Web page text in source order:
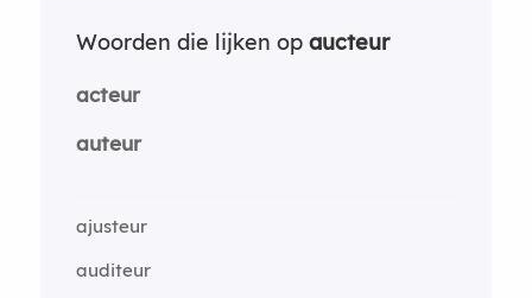
Woorden die lijken op aucteur
acteur
auteur
ajusteur
auditeur